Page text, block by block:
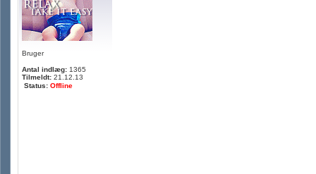
Bruger
Antal indlæg: 1365
Tilmeldt: 21.12.13
Status: Offline